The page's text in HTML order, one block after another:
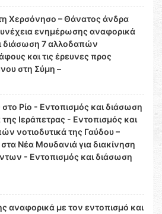
Χερσόνησο – Θάνατος άνδρα
ενημέρωσης αναφορικά
διάσωση 7 αλλοδαπών
και τις έρευνες προς
στη Σύμη –
Ρίο - Εντοπισμός και διάσωση
Ιεράπετρας - Εντοπισμός και
νοτιοδυτικά της Γαύδου –
Νέα Μουδανιά για διακίνηση
- Εντοπισμός και διάσωση
αναφορικά με τον εντοπισμό και